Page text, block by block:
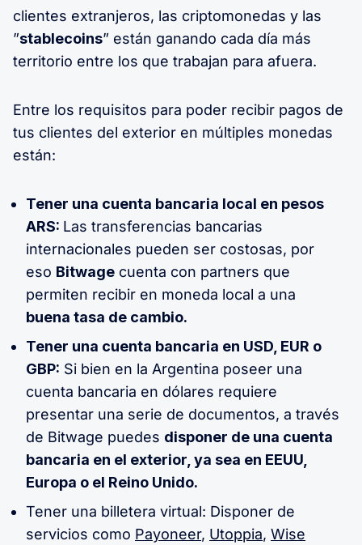
clientes extranjeros, las criptomonedas y las
”stablecoins” están ganando cada día más
territorio entre los que trabajan para afuera.
Entre los requisitos para poder recibir pagos de
tus clientes del exterior en múltiples monedas
están:
Tener una cuenta bancaria local en pesos
ARS: Las transferencias bancarias
internacionales pueden ser costosas, por
eso Bitwage cuenta con partners que
permiten recibir en moneda local a una
buena tasa de cambio.
Tener una cuenta bancaria en USD, EUR o
GBP: Si bien en la Argentina poseer una
cuenta bancaria en dólares requiere
presentar una serie de documentos, a través
de Bitwage puedes disponer de una cuenta
bancaria en el exterior, ya sea en EEUU,
Europa o el Reino Unido.
Tener una billetera virtual: Disponer de
servicios como Payoneer, Utoppia, Wise